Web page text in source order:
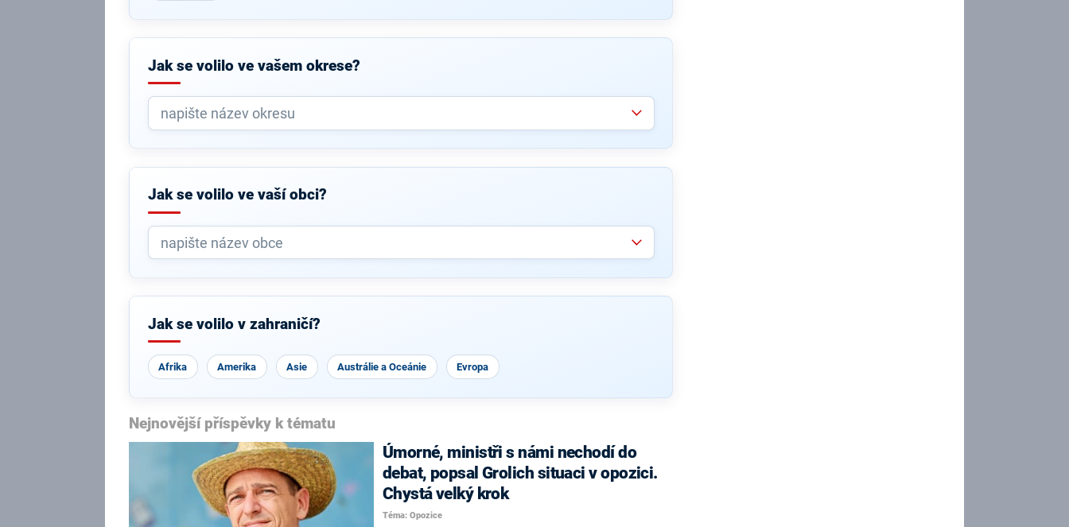
Jak se volilo ve vašem okrese?
Jak se volilo ve vaší obci?
Jak se volilo v zahraničí?
Afrika Amerika Asie Austrálie a Oceánie Evropa
Nejnovější příspěvky k tématu
Úmorné, ministři s námi nechodí do
debat, popsal Grolich situaci v opozici.
Chystá velký krok
Téma: Opozice